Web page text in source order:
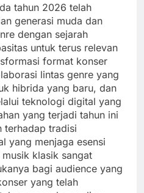
tahun 2026 telah
generasi muda dan
dengan sejarah
untuk terus relevan
format konser
lintas genre yang
hibrida yang baru, dan
teknologi digital yang
yang terjadi tahun ini
terhadap tradisi
yang menjaga esensi
klasik sangat
bagi audience yang
yang telah